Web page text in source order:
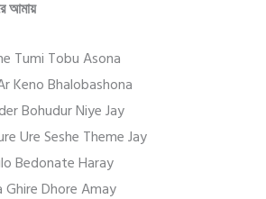
আমায়
Tumi Tobu Asona
Keno Bhalobashona
Bohudur Niye Jay
Ure Seshe Theme Jay
Bedonate Haray
Dhore Amay